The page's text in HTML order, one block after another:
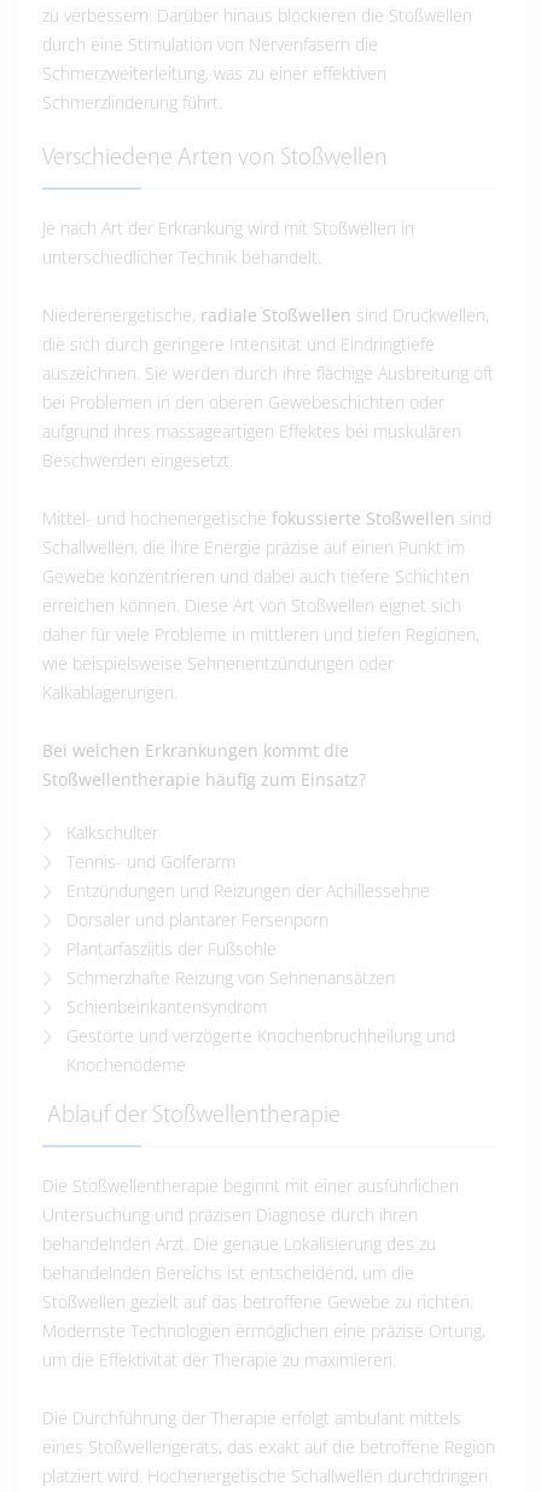
zu verbessern. Darüber hinaus blockieren die Stoßwellen
durch eine Stimulation von Nervenfasern die
Schmerzweiterleitung, was zu einer effektiven
Schmerzlinderung führt.
Verschiedene Arten von Stoßwellen
Je nach Art der Erkrankung wird mit Stoßwellen in
unterschiedlicher Technik behandelt.
Niederenergetische, radiale Stoßwellen sind Druckwellen,
die sich durch geringere Intensität und Eindringtiefe
auszeichnen. Sie werden durch ihre flächige Ausbreitung oft
bei Problemen in den oberen Gewebeschichten oder
aufgrund ihres massageartigen Effektes bei muskulären
Beschwerden eingesetzt.
Mittel- und hochenergetische fokussierte Stoßwellen sind
Schallwellen, die ihre Energie präzise auf einen Punkt im
Gewebe konzentrieren und dabei auch tiefere Schichten
erreichen können. Diese Art von Stoßwellen eignet sich
daher für viele Probleme in mittleren und tiefen Regionen,
wie beispielsweise Sehnenentzündungen oder
Kalkablagerungen.
Bei welchen Erkrankungen kommt die
Stoßwellentherapie häufig zum Einsatz?
Kalkschulter
Tennis- und Golferarm
Entzündungen und Reizungen der Achillessehne
Dorsaler und plantarer Fersenporn
Plantarfasziitis der Fußsohle
Schmerzhafte Reizung von Sehnenansätzen
Schienbeinkantensyndrom
Gestörte und verzögerte Knochenbruchheilung und
Knochenödeme
Ablauf der Stoßwellentherapie
Die Stoßwellentherapie beginnt mit einer ausführlichen
Untersuchung und präzisen Diagnose durch ihren
behandelnden Arzt. Die genaue Lokalisierung des zu
behandelnden Bereichs ist entscheidend, um die
Stoßwellen gezielt auf das betroffene Gewebe zu richten.
Modernste Technologien ermöglichen eine präzise Ortung,
um die Effektivität der Therapie zu maximieren.
Die Durchführung der Therapie erfolgt ambulant mittels
eines Stoßwellengeräts, das exakt auf die betroffene Region
platziert wird. Hochenergetische Schallwellen durchdringen